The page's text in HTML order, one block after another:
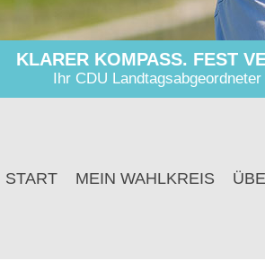
KLARER KOMPASS. FEST
Ihr CDU
START MEIN WAHLKREIS